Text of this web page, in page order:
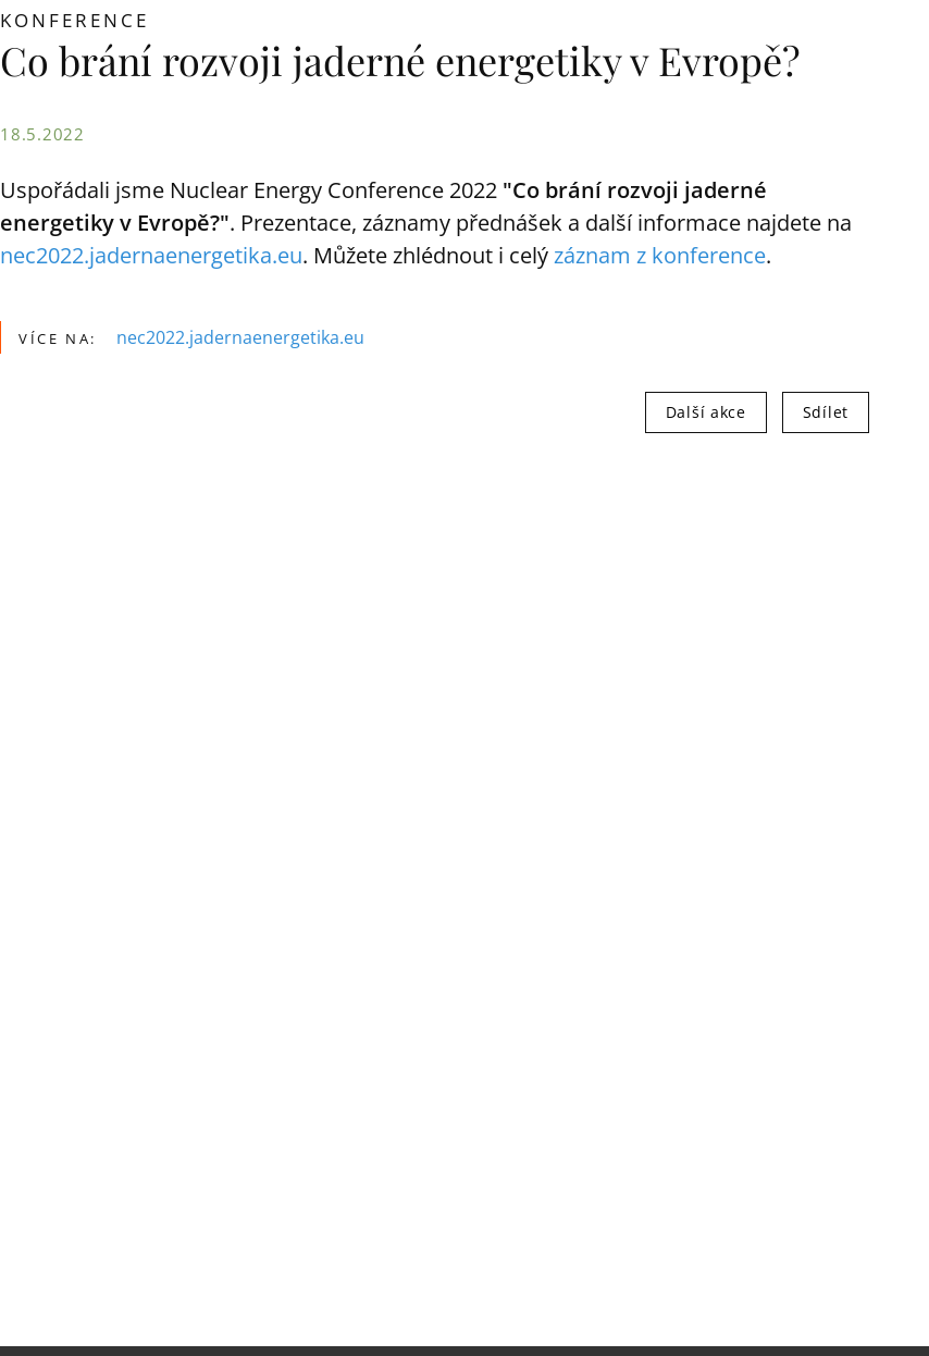
KONFERENCE
Co brání rozvoji jaderné energetiky v Evropě?
18.5.2022
Uspořádali jsme Nuclear Energy Conference 2022 "Co brání rozvoji jaderné
energetiky v Evropě?". Prezentace, záznamy přednášek a další informace najdete na
nec2022.jadernaenergetika.eu. Můžete zhlédnout i celýzáznam z konference.
VÍCE NA: nec2022.jadernaenergetika.eu
Další akce Sdílet